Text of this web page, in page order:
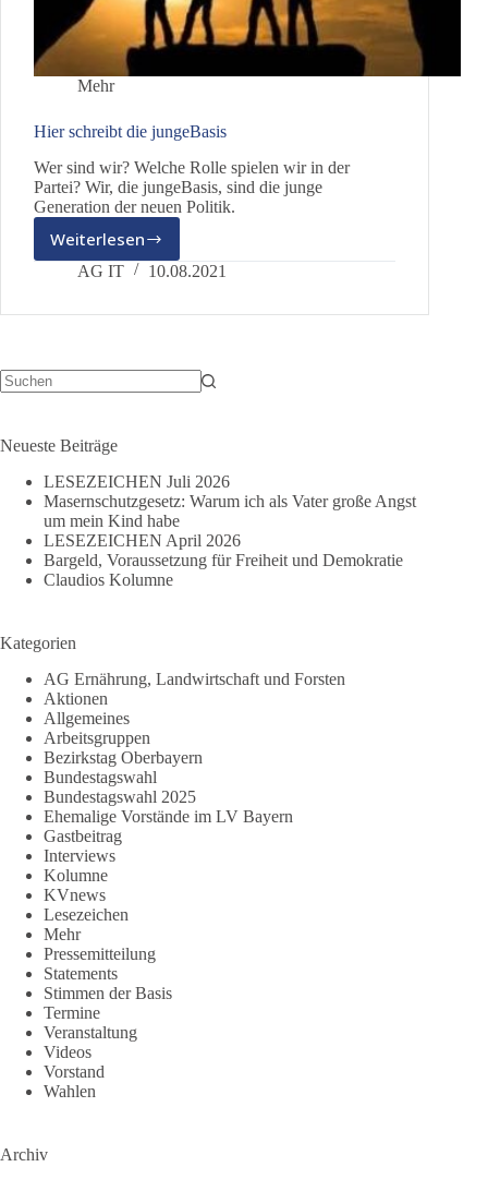
Mehr
Hier schreibt die jungeBasis
Wer sind wir? Welche Rolle spielen wir in der
Partei? Wir, die jungeBasis, sind die junge
Generation der neuen Politik.
Weiterlesen
Hier
schreibt
jungeBasis
AG IT 10.08.2021
Neueste Beiträge
LESEZEICHEN Juli 2026
Masernschutzgesetz: Warum ich als Vater große Angst
um mein Kind habe
LESEZEICHEN April 2026
Bargeld, Voraussetzung für Freiheit und Demokratie
Claudios Kolumne
Kategorien
AG Ernährung, Landwirtschaft und Forsten
Aktionen
Allgemeines
Arbeitsgruppen
Bezirkstag Oberbayern
Bundestagswahl
Bundestagswahl 2025
Ehemalige Vorstände im LV Bayern
Gastbeitrag
Interviews
Kolumne
KVnews
Lesezeichen
Mehr
Pressemitteilung
Statements
Stimmen der Basis
Termine
Veranstaltung
Videos
Vorstand
Wahlen
Archiv